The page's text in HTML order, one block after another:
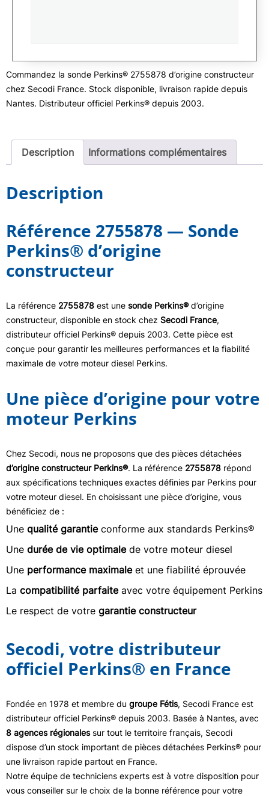
Commandez la sonde Perkins® 2755878 d’origine constructeur
chez Secodi France. Stock disponible, livraison rapide depuis
Nantes. Distributeur officiel Perkins® depuis 2003.
Description Informations complémentaires
Description
Référence 2755878 — Sonde
Perkins® d’origine
constructeur
La référence 2755878 est une sonde Perkins®d’origine
constructeur, disponible en stock chez Secodi France,
distributeur officiel Perkins® depuis 2003. Cette pièce est
conçue pour garantir les meilleures performances et la fiabilité
maximale de votre moteur diesel Perkins.
Une pièce d’origine pour votre
moteur Perkins
Chez Secodi, nous ne proposons que des pièces détachées
d’origine constructeur Perkins®. La référence 2755878 répond
aux spécifications techniques exactes définies par Perkins pour
votre moteur diesel. En choisissant une pièce d’origine, vous
bénéficiez de :
Une qualité garantieconforme aux standards Perkins®
Une durée de vie optimalede votre moteur diesel
Une performance maximaleet une fiabilité éprouvée
La compatibilité parfaiteavec votre équipement Perkins
Le respect de votre garantie constructeur
Secodi, votre distributeur
officiel Perkins® en France
Fondée en 1978 et membre du groupe Fétis, Secodi France est
distributeur officiel Perkins® depuis 2003. Basée à Nantes, avec
8 agences régionalessur tout le territoire français, Secodi
dispose d’un stock important de pièces détachées Perkins® pour
une livraison rapide partout en France.
Notre équipe de techniciens experts est à votre disposition pour
vous conseiller sur le choix de la bonne référence pour votre